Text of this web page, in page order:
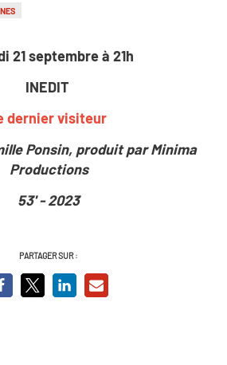
21 septembre à 21h
INEDIT
dernier visiteur
Ponsin, produit par Minima
Productions
53' - 2023
PARTAGER SUR :